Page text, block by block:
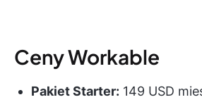
Ceny Workable
Pakiet Starter: 149 USD